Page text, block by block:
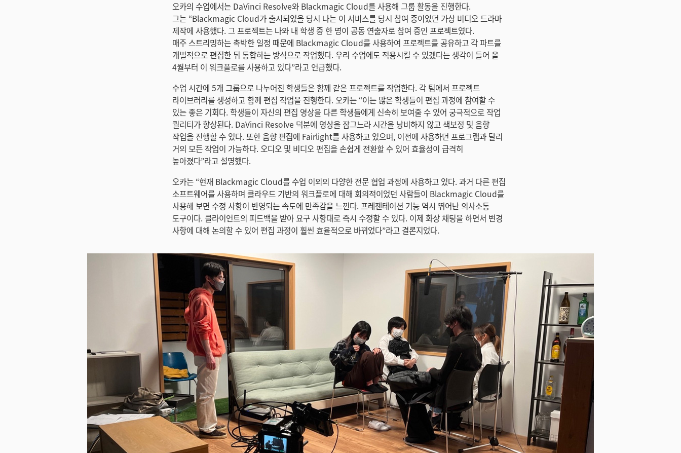
오카의 수업에서는 DaVinci Resolve와 Blackmagic Cloud를 사용해 그룹 활동을 진행한다.
그는 “Blackmagic Cloud가 출시되었을 당시 나는 이 서비스를 당시 참여 중이었던 가상 비디오 드라마
제작에 사용했다. 그 프로젝트는 나와 내 학생 중 한 명이 공동 연출자로 참여 중인 프로젝트였다.
매주 스트리밍하는 촉박한 일정 때문에 Blackmagic Cloud를 사용하여 프로젝트를 공유하고 각 파트를
개별적으로 편집한 뒤 통합하는 방식으로 작업했다. 우리 수업에도 적용시킬 수 있겠다는 생각이 들어 올
4월부터 이 워크플로를 사용하고 있다”라고 언급했다.
수업 시간에 5개 그룹으로 나누어진 학생들은 함께 같은 프로젝트를 작업한다. 각 팀에서 프로젝트
라이브러리를 생성하고 함께 편집 작업을 진행한다. 오카는 “이는 많은 학생들이 편집 과정에 참여할 수
있는 좋은 기회다. 학생들이 자신의 편집 영상을 다른 학생들에게 신속히 보여줄 수 있어 궁극적으로 작업
퀄리티가 향상된다. DaVinci Resolve 덕분에 영상을 잠그느라 시간을 낭비하지 않고 색보정 및 음향
작업을 진행할 수 있다. 또한 음향 편집에 Fairlight를 사용하고 있으며, 이전에 사용하던 프로그램과 달리
거의 모든 작업이 가능하다. 오디오 및 비디오 편집을 손쉽게 전환할 수 있어 효율성이 급격히
높아졌다”라고 설명했다.
오카는 “현재 Blackmagic Cloud를 수업 이외의 다양한 전문 협업 과정에 사용하고 있다. 과거 다른 편집
소프트웨어를 사용하며 클라우드 기반의 워크플로에 대해 회의적이었던 사람들이 Blackmagic Cloud를
사용해 보면 수정 사항이 반영되는 속도에 만족감을 느낀다. 프레젠테이션 기능 역시 뛰어난 의사소통
도구이다. 클라이언트의 피드백을 받아 요구 사항대로 즉시 수정할 수 있다. 이제 화상 채팅을 하면서 변경
사항에 대해 논의할 수 있어 편집 과정이 훨씬 효율적으로 바뀌었다”라고 결론지었다.